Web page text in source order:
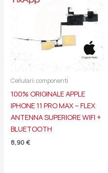
Cellulari: componenti
100% ORIGINALE APPLE
IPHONE 11 PRO MAX – FLEX
ANTENNA SUPERIORE WIFI +
BLUETOOTH
8,90 €